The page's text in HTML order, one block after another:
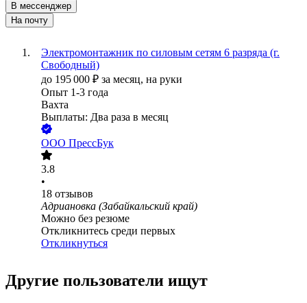
В мессенджер
На почту
Электромонтажник по силовым сетям 6 разряда (г.
Свободный)
до 195 000 ₽ за месяц, на руки
Опыт 1-3 года
Вахта
Выплаты: Два раза в месяц
ООО ПрессБук
3.8
•
18 отзывов
Адриановка (Забайкальский край)
Можно без резюме
Откликнитесь среди первых
Откликнуться
Другие пользователи ищут